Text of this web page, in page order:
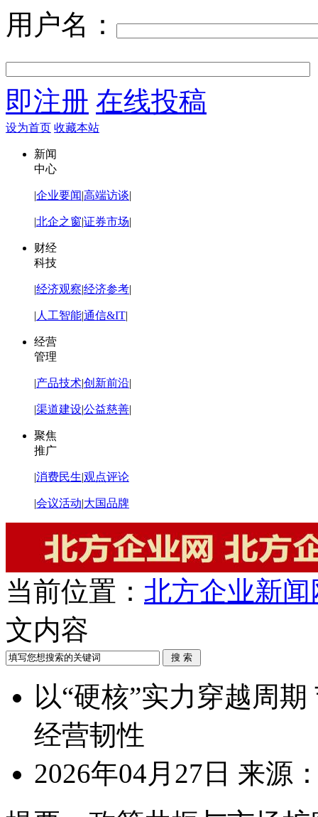
用户名：
即注册 在线投稿
设为首页 收藏本站
新闻
中心
|企业要闻|高端访谈|
|北企之窗|证券市场|
财经
科技
|经济观察|经济参考|
| 人工智能|通信&IT|
经营
管理
|产品技术|创新前沿|
|渠道建设|公益慈善|
聚焦
推广
|消费民生|观点评论
|会议活动|大国品牌
当前位置： 北方企业新闻
文内容
以“硬核”实力穿越周
经营韧性
2026年04月27日 来源